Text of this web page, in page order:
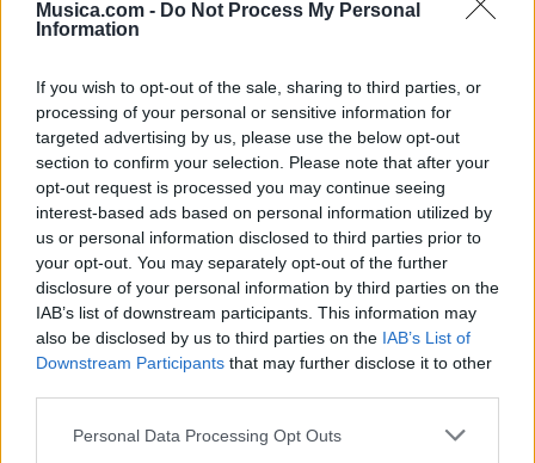
Musica.com - Do Not Process My Personal
Information
If you wish to opt-out of the sale, sharing to third parties, or
processing of your personal or sensitive information for
targeted advertising by us, please use the below opt-out
section to confirm your selection. Please note that after your
opt-out request is processed you may continue seeing
interest-based ads based on personal information utilized by
us or personal information disclosed to third parties prior to
your opt-out. You may separately opt-out of the further
disclosure of your personal information by third parties on the
IAB’s list of downstream participants. This information may
also be disclosed by us to third parties on the IAB’s List of
Downstream Participants that may further disclose it to other
Personal Data Processing Opt Outs
Añadir un comentario ...
🪐🚀 Canciones para Ver las Estrellas:
Psicodelia y Space Rock 🎸✨
🌌🚀 Viaje intergaláctico: la mejor selección de
psicodelia, space rock y atmósferas cósmicas para
tus noches de astronomía. 🪐🎸 Desconecta, mira
al firmamento y siente la gravedad cero. 💾 ¡Guarda
esta colección para tu próxima noche estrellada!
✨⭐
B C D E F G H K